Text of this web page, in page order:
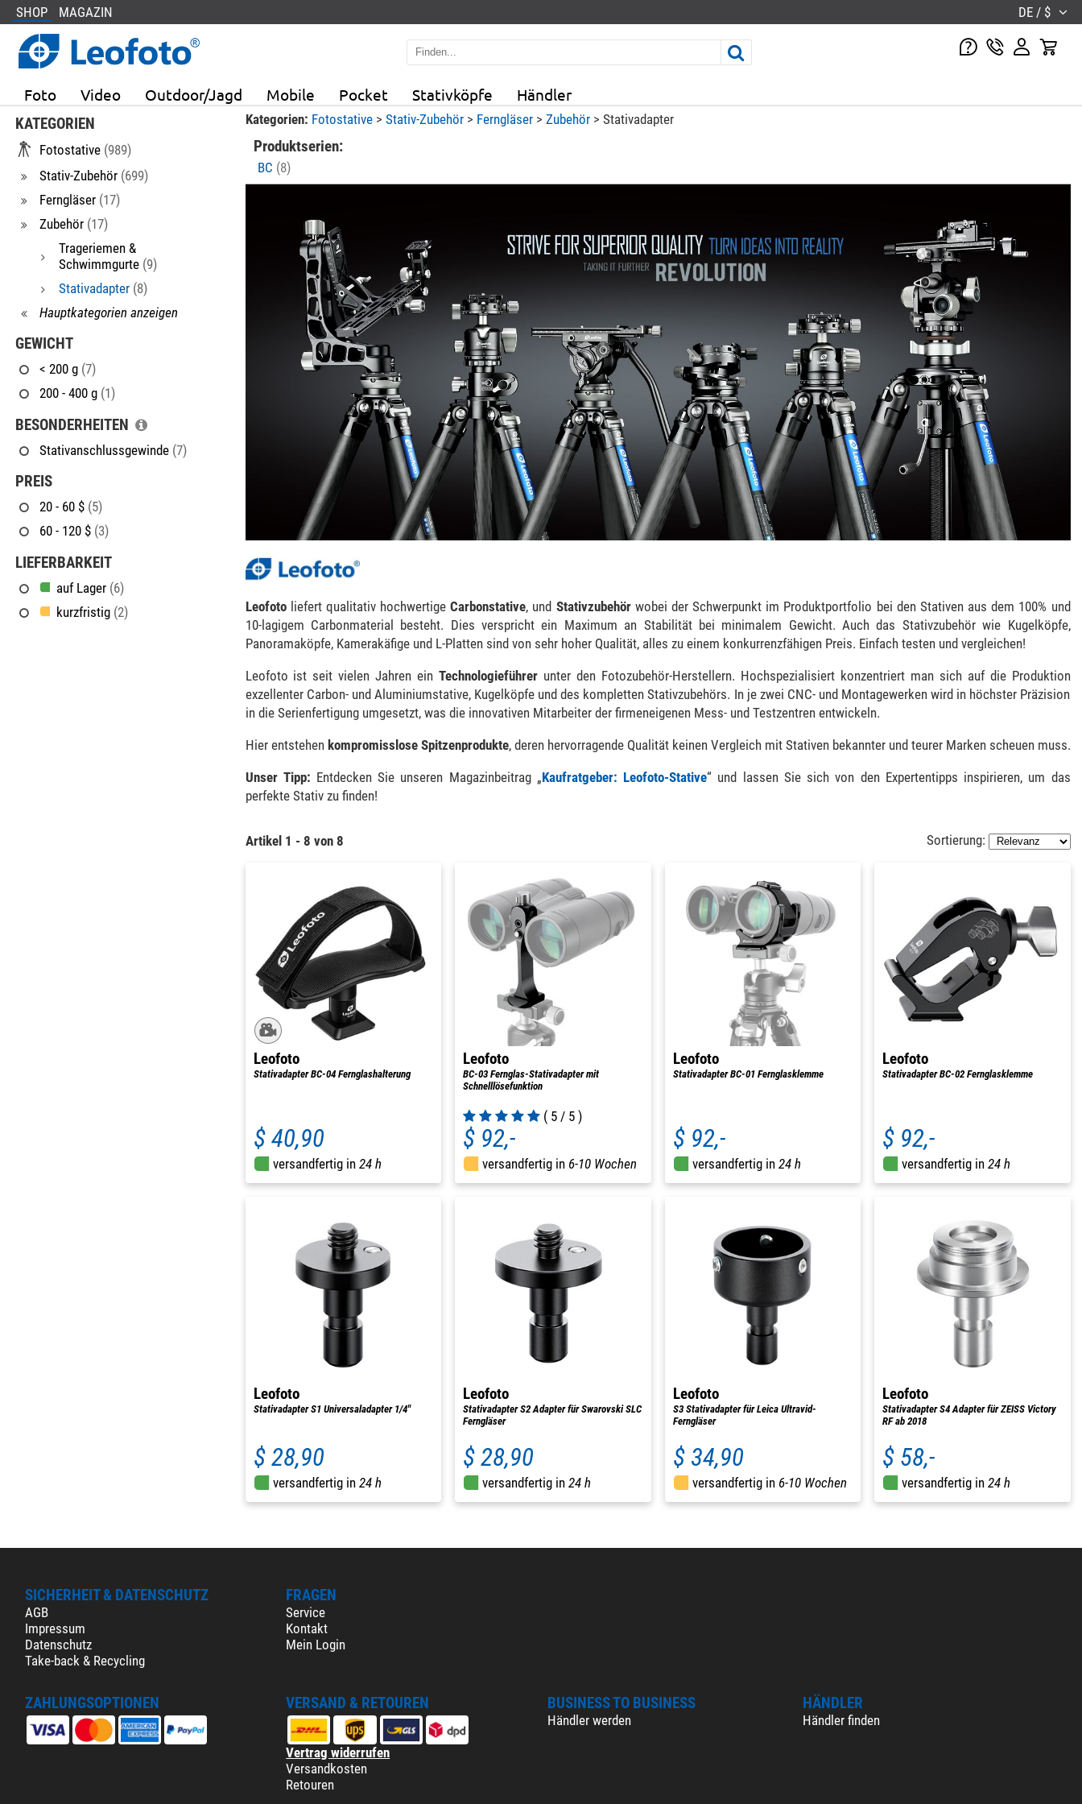
SHOP MAGAZIN DE / $
Foto Video Outdoor/Jagd Mobile Pocket Stativköpfe Händler
KATEGORIEN
Fotostative (989)
Stativ-Zubehör (699)
Ferngläser (17)
Zubehör (17)
Trageriemen &
Schwimmgurte (9)
Stativadapter (8)
Hauptkategorien anzeigen
GEWICHT
< 200 g (7)
200 - 400 g (1)
BESONDERHEITEN
Stativanschlussgewinde (7)
PREIS
20 - 60 $ (5)
60 - 120 $ (3)
LIEFERBARKEIT
auf Lager (6)
kurzfristig (2)
Kategorien: Fotostative > Stativ-Zubehör > Ferngläser > Zubehör > Stativadapter
Produktserien:
BC (8)
Leofotoliefert qualitativ hochwertigeCarbonstative, und Stativzubehörwobei der Schwerpunkt im Produktportfolio bei den Stativen aus dem 100% und
10-lagigem Carbonmaterial besteht. Dies verspricht ein Maximum an Stabilität bei minimalem Gewicht. Auch das Stativzubehör wie Kugelköpfe,
Panoramaköpfe, Kamerakäfige und L-Platten sind von sehr hoher Qualität, alles zu einem konkurrenzfähigen Preis. Einfach testen und vergleichen!
Leofoto ist seit vielen Jahren einTechnologieführer unter den Fotozubehör-Herstellern. Hochspezialisiert konzentriert man sich auf die Produktion
exzellenter Carbon- und Aluminiumstative, Kugelköpfe und des kompletten Stativzubehörs. In je zwei CNC- und Montagewerken wird in höchster Präzision
in die Serienfertigung umgesetzt, was die innovativen Mitarbeiter der firmeneigenen Mess- und Testzentren entwickeln.
Hier entstehen kompromisslose Spitzenprodukte, deren hervorragende Qualität keinen Vergleich mit Stativen bekannter und teurer Marken scheuen muss.
Unser Tipp: Entdecken Sie unseren Magazinbeitrag „Kaufratgeber: Leofoto-Stative“ und lassen Sie sich von den Expertentipps inspirieren, um das
perfekte Stativ zu finden!
Artikel 1 - 8 von 8 Sortierung:
Leofoto
Stativadapter BC-04 Fernglashalterung
$ 40,90
versandfertig in 24 h
Leofoto
BC-03 Fernglas-Stativadapter mit
Schnelllösefunktion
( 5 / 5 )
$ 92,-
versandfertig in 6-10 Wochen
Leofoto
Stativadapter BC-01 Fernglasklemme
$ 92,-
versandfertig in 24 h
Leofoto
Stativadapter BC-02 Fernglasklemme
$ 92,-
versandfertig in 24 h
Leofoto
Stativadapter S1 Universaladapter 1/4"
$ 28,90
versandfertig in 24 h
Leofoto
Stativadapter S2 Adapter für Swarovski SLC
Ferngläser
$ 28,90
versandfertig in 24 h
Leofoto
S3 Stativadapter für Leica Ultravid-
Ferngläser
$ 34,90
versandfertig in 6-10 Wochen
Leofoto
Stativadapter S4 Adapter für ZEISS Victory
RF ab 2018
$ 58,-
versandfertig in 24 h
SICHERHEIT & DATENSCHUTZ
AGB
Impressum
Datenschutz
Take-back & Recycling
FRAGEN
Service
Kontakt
Mein Login
ZAHLUNGSOPTIONEN VERSAND & RETOUREN
Vertrag widerrufen
Versandkosten
Retouren
BUSINESS TO BUSINESS
Händler werden
HÄNDLER
Händler finden